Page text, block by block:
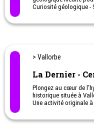
Curiosité géologique -
> Vallorbe
La Dernier -
Plongez au cœur de
historique située à
Une activité originale